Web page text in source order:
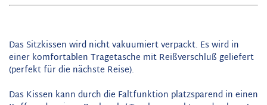
Das Sitzkissen wird nicht vakuumiert verpackt. Es wird in
einer komfortablen Tragetasche mit Reißverschluß geliefert
(perfekt für die nächste Reise).
Das Kissen kann durch die Faltfunktion platzsparend in einen